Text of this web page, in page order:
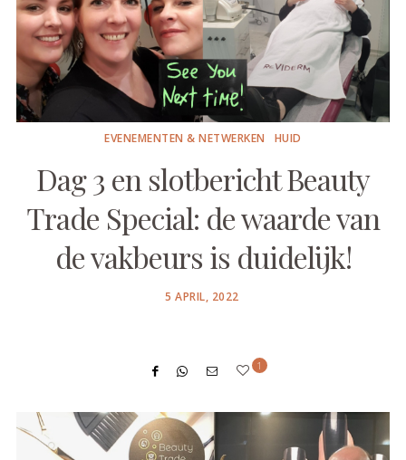
EVENEMENTEN & NETWERKEN HUID
Dag 3 en slotbericht Beauty
Trade Special: de waarde van
de vakbeurs is duidelijk!
POSTED
5 APRIL, 2022
1